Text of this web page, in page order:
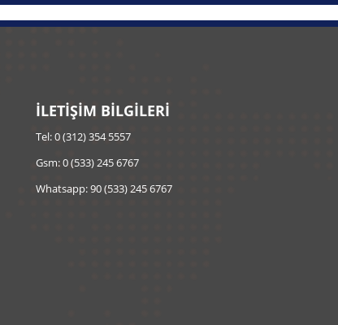
İLETİŞİM BİLGİLERİ
Tel: 0 (312) 354 5557
Gsm: 0 (533) 245 6767
Whatsapp: 90 (533) 245 6767